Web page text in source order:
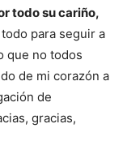
todo su cariño,
para seguir a
que no todos
de mi corazón a
de
gracias,